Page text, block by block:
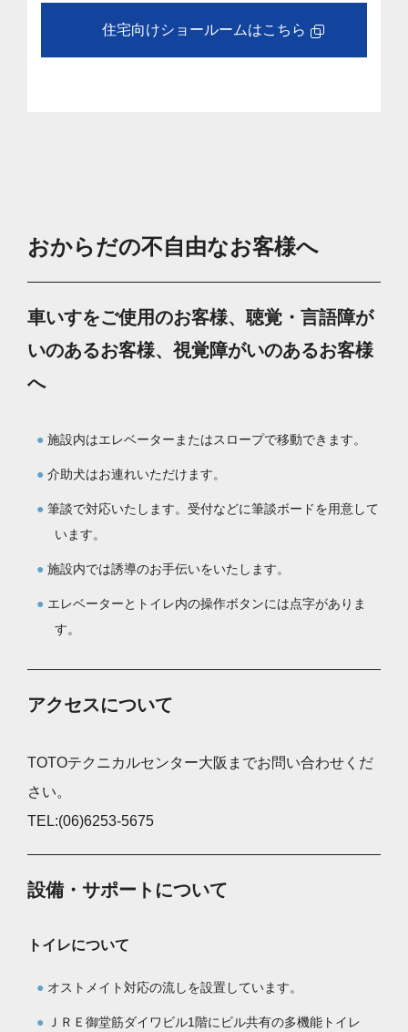
住宅向けショールームはこちら
おからだの不自由なお客様へ
車いすをご使用のお客様、聴覚・言語障が
いのあるお客様、視覚障がいのあるお客様
へ
施設内はエレベーターまたはスロープで移動できます。
介助犬はお連れいただけます。
筆談で対応いたします。受付などに筆談ボードを用意して
います。
施設内では誘導のお手伝いをいたします。
エレベーターとトイレ内の操作ボタンには点字がありま
す。
アクセスについて
TOTOテクニカルセンター大阪までお問い合わせくだ
さい。
TEL:(06)6253-5675
設備・サポートについて
トイレについて
オストメイト対応の流しを設置しています。
ＪＲＥ御堂筋ダイワビル1階にビル共有の多機能トイレ